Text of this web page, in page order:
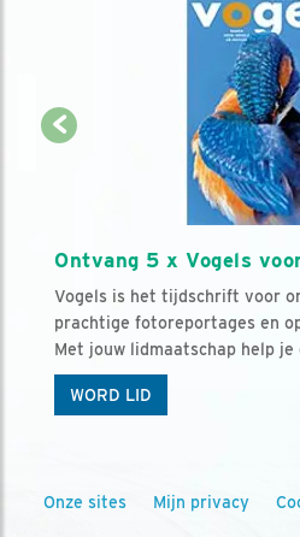
Ontvang 5 x Vogels
Vogels is het tijdschrift voor
prachtige fotoreportages en
Met jouw lidmaatschap help je
WORD LID
Onze sites Mijn privacy